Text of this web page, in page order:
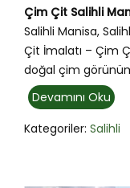
Çim Çit Salihli
Salihli Manisa,
Çit İmalatı – Çim
doğal çim
Devamını Oku
Kategoriler: Salihli